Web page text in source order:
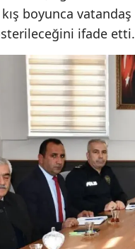
boyunca
ifade etti.